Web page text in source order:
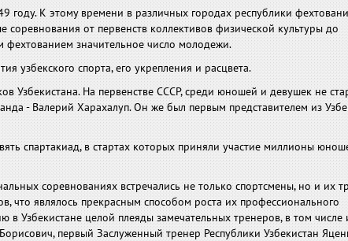
К этому времени в различных городах республики
от первенств коллективов физической культуры до
фехтованием значительное число молодежи.
узбекского спорта, его укрепления и расцвета.
Узбекистана. На первенстве СССР, среди юношей и девушек не
- Валерий Харахалуп. Он же был первым представителем из
спартакиад, в стартах которых приняли участие миллионы
соревнованиях встречались не только спортсмены, но и их
являлось прекрасным способом роста их профессионального
в Узбекистане целой плеяды замечательных тренеров, в том числе
первый Заслуженный тренер Республики Узбекистан